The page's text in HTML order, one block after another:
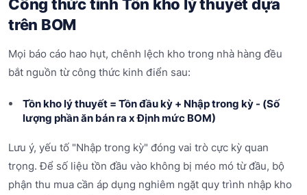
Công thức tính Tồn kho lý thuyết dựa
trên BOM
Mọi báo cáo hao hụt, chênh lệch kho trong nhà hàng đều
bắt nguồn từ công thức kinh điển sau:
Tồn kho lý thuyết = Tồn đầu kỳ + Nhập trong kỳ - (Số
lượng phần ăn bán ra x Định mức BOM)
Lưu ý, yếu tố "Nhập trong kỳ" đóng vai trò cực kỳ quan
trọng. Để số liệu tồn đầu vào không bị méo mó từ đầu, bộ
phận thu mua cần áp dụng nghiêm ngặt quy trình nhập kho